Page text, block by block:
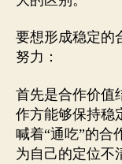
要想形成稳定的
努力：
首先是合作价值
作方能够保持稳
喊着“通吃”的合
为自己的定位不